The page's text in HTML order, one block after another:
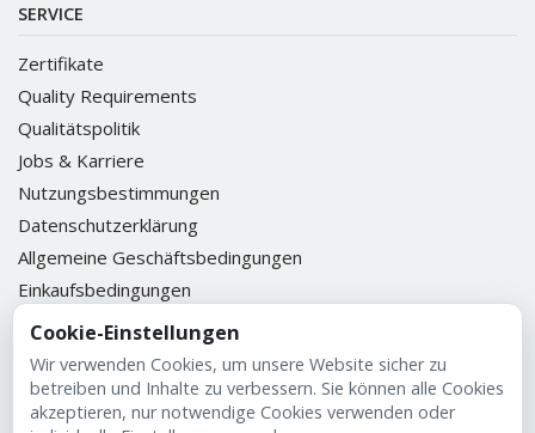
SERVICE
Zertifikate
Quality Requirements
Qualitätspolitik
Jobs & Karriere
Nutzungsbestimmungen
Datenschutzerklärung
Allgemeine Geschäftsbedingungen
Einkaufsbedingungen
Datenanlieferung
ULIKETT Kundenportal
Cookie-Einstellungen
Wir verwenden Cookies, um unsere Website sicher zu
betreiben und Inhalte zu verbessern. Sie können alle Cookies
akzeptieren, nur notwendige Cookies verwenden oder